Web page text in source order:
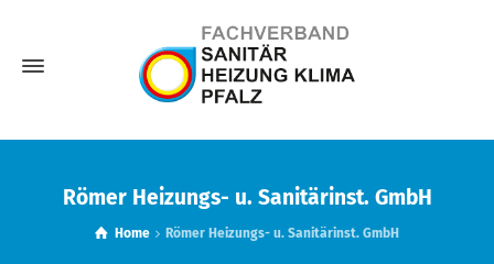
Römer Heizungs- u. Sanitärinst. GmbH
Home Römer Heizungs- u. Sanitärinst. GmbH